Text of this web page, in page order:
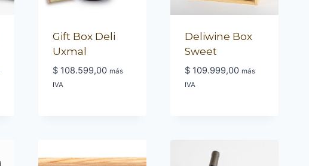
Gift Box Deli
Uxmal
$ 108.599,00 más
IVA
Deliwine Box
Sweet
$ 109.999,00 más
IVA